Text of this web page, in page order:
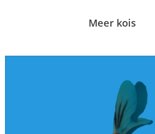
Meer kois